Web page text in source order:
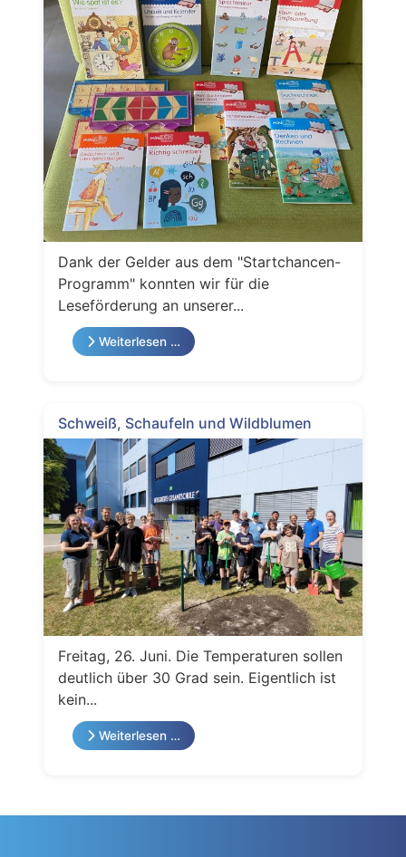
Dank der Gelder aus dem "Startchancen-
Programm" konnten wir für die
Leseförderung an unserer...
Weiterlesen …
Schweiß, Schaufeln und Wildblumen
Freitag, 26. Juni. Die Temperaturen sollen
deutlich über 30 Grad sein. Eigentlich ist
kein...
Weiterlesen …